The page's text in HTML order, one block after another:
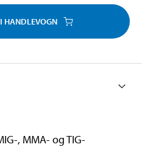
HANDLEVOGN
, MMA- og TIG-